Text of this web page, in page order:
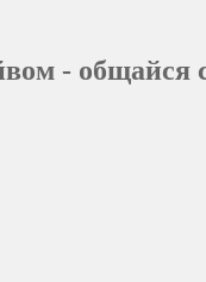
- общайся